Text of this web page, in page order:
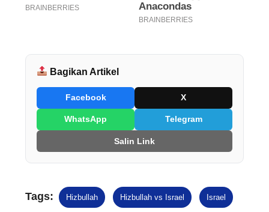
Bagikan Artikel
Facebook X
WhatsApp Telegram
Salin Link
Tags: Hizbullah Hizbullah vs Israel Israel